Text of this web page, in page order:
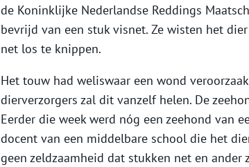
de Koninklijke Nederlandse Reddings
bevrijd van een stuk visnet. Ze wisten het
net los te knippen.
Het touw had weliswaar een wond
dierverzorgers zal dit vanzelf helen. De
Eerder die week werd nóg een zeehond van
docent van een middelbare school die het
geen zeldzaamheid dat stukken net en